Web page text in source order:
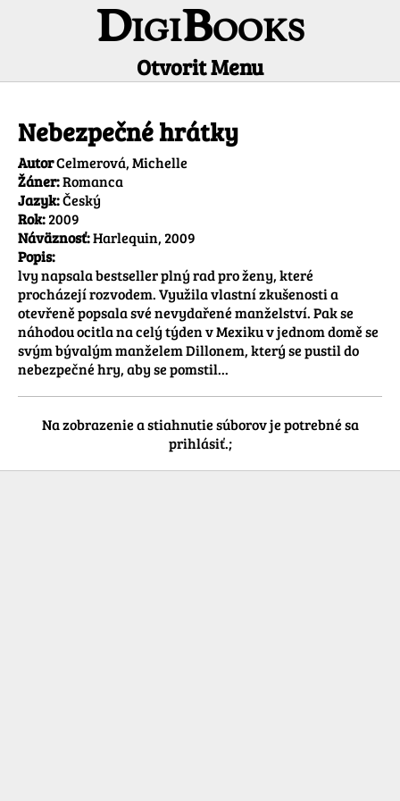
DigiBooks
Otvorit Menu
Nebezpečné hrátky
AutorCelmerová, Michelle
Žáner:Romanca
Jazyk:Český
Rok:2009
Náväznosť:Harlequin, 2009
Popis:
lvy napsala bestseller plný rad pro ženy, které
procházejí rozvodem. Využila vlastní zkušenosti a
otevřeně popsala své nevydařené manželství. Pak se
náhodou ocitla na celý týden v Mexiku v jednom domě se
svým bývalým manželem Dillonem, který se pustil do
nebezpečné hry, aby se pomstil...
Na zobrazenie a stiahnutie súborov je potrebné sa
prihlásiť.;